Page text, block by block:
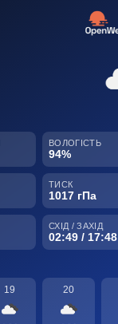
ВОЛОГІСТЬ
94%
ТИСК
1017 гПа
СХІД / ЗАХІД
02:49 / 17:48
19 20